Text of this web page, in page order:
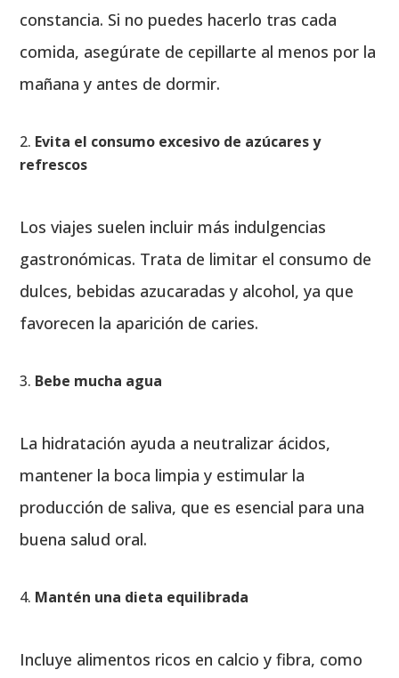
constancia. Si no puedes hacerlo tras cada
comida, asegúrate de cepillarte al menos por la
mañana y antes de dormir.
Evita el consumo excesivo de azúcares y
refrescos
Los viajes suelen incluir más indulgencias
gastronómicas. Trata de limitar el consumo de
dulces, bebidas azucaradas y alcohol, ya que
favorecen la aparición de caries.
Bebe mucha agua
La hidratación ayuda a neutralizar ácidos,
mantener la boca limpia y estimular la
producción de saliva, que es esencial para una
buena salud oral.
Mantén una dieta equilibrada
Incluye alimentos ricos en calcio y fibra, como